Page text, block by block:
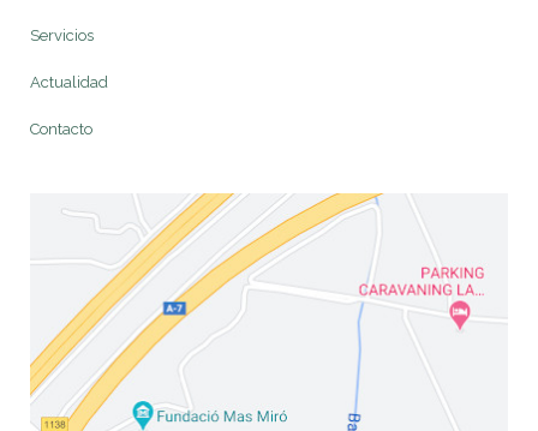
Servicios
Actualidad
Contacto